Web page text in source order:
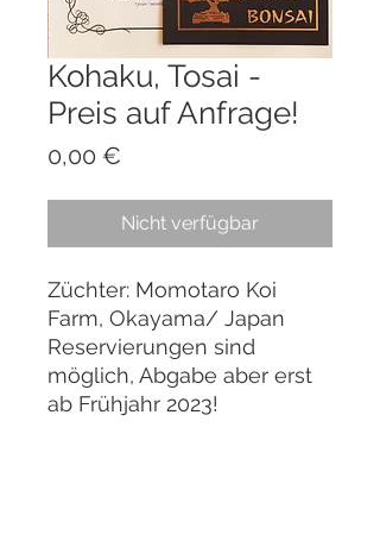
Kohaku, Tosai -
Preis auf Anfrage!
0,00 €
Nicht verfügbar
Züchter: Momotaro Koi
Farm, Okayama/ Japan
Reservierungen sind
möglich, Abgabe aber erst
ab Frühjahr 2023!